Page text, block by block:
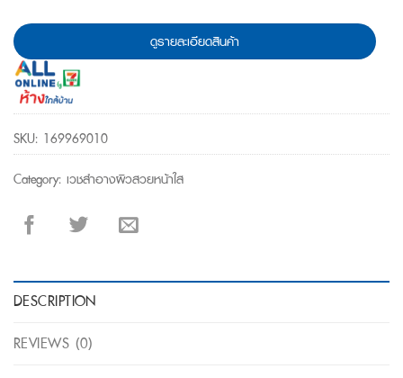
ดูรายละเอียดสินค้า
SKU: 169969010
Category: เวชสำอางผิวสวยหน้าใส
DESCRIPTION
REVIEWS (0)